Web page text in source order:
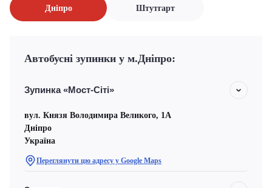
Дніпро Штутгарт
Автобусні зупинки у м.Дніпро:
Зупинка «Мост-Сіті»
вул. Князя Володимира Великого, 1А
Дніпро
Україна
Переглянути цю адресу у Google Maps